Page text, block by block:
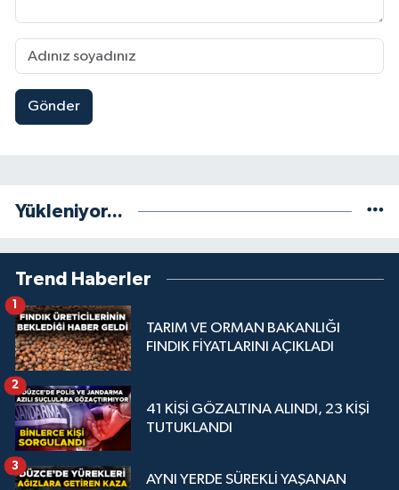
Gönder
Yükleniyor...
Trend Haberler
TARIM VE ORMAN BAKANLIĞI
FINDIK FİYATLARINI AÇIKLADI
1
41 KİŞİ GÖZALTINA ALINDI, 23 KİŞİ
TUTUKLANDI
2
AYNI YERDE SÜREKLİ YAŞANAN
3